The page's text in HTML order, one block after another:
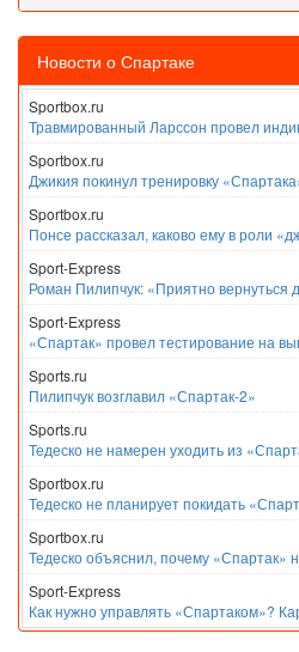
Новости о Спартаке
Sportbox.ru
Травмированный Ларссон провел
Sportbox.ru
Джикия покинул тренировку
Sportbox.ru
Понсе рассказал, каково ему в роли
Sport-Express
Роман Пилипчук: «Приятно вернуться
Sport-Express
«Спартак» провел тестирование на
Sports.ru
Пилипчук возглавил «Спартак-2»
Sports.ru
Тедеско не намерен уходить из
Sportbox.ru
Тедеско не планирует покидать
Sportbox.ru
Тедеско объяснил, почему «Спартак»
Sport-Express
Как нужно управлять «Спартаком»?